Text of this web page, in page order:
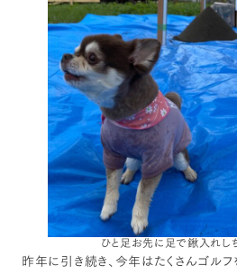
ひと足お先に足で鍬入れしち
昨年に引き続き、今年はたくさんゴル